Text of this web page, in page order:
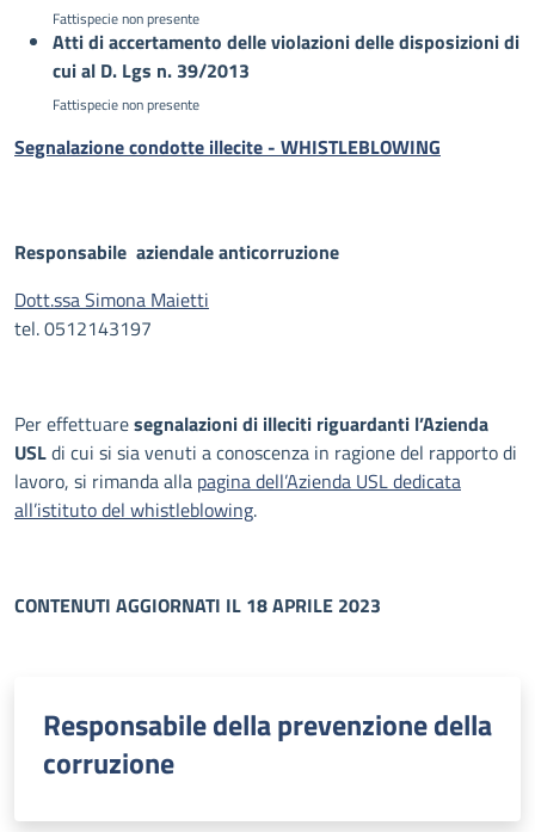
Fattispecie non presente
Atti di accertamento delle violazioni delle disposizioni di
cui al D. Lgs n. 39/2013
Fattispecie non presente
Segnalazione condotte illecite - WHISTLEBLOWING
Responsabile aziendale anticorruzione
Dott.ssa Simona Maietti
tel. 0512143197
Per effettuaresegnalazioni di illeciti riguardanti l’Azienda
USLdi cui si sia venuti a conoscenza in ragione del rapporto di
lavoro, si rimanda alla pagina dell’Azienda USL dedicata
all’istituto del whistleblowing.
CONTENUTI AGGIORNATI IL 18 APRILE 2023
Responsabile della prevenzione della
corruzione